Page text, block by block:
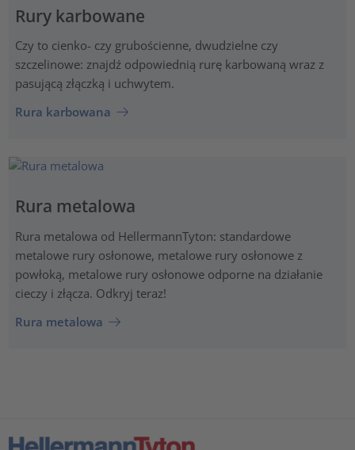
Rury karbowane
Czy to cienko- czy grubościenne, dwudzielne czy
szczelinowe: znajdź odpowiednią rurę karbowaną wraz z
pasującą złączką i uchwytem.
Rura karbowana
Rura metalowa
Rura metalowa od HellermannTyton: standardowe
metalowe rury osłonowe, metalowe rury osłonowe z
powłoką, metalowe rury osłonowe odporne na działanie
cieczy i złącza. Odkryj teraz!
Rura metalowa